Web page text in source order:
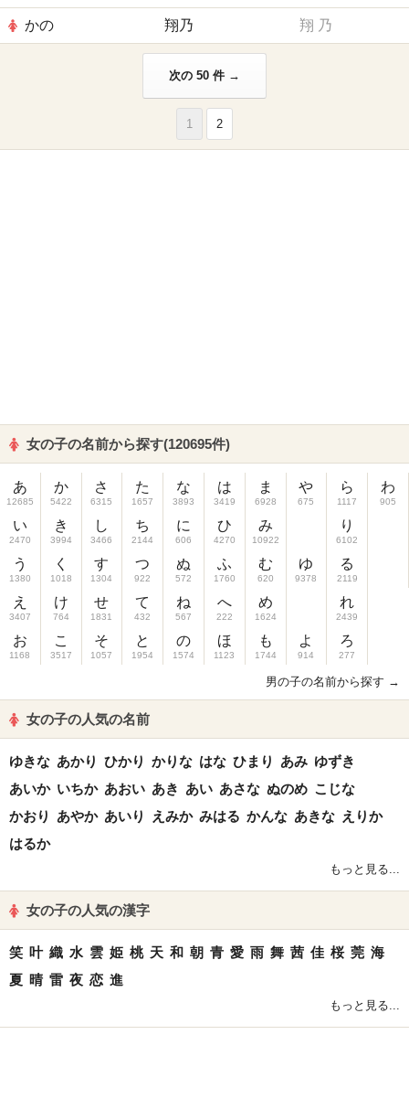
かの 翔乃 翔 乃
次の 50 件 →
1 2
女の子の名前から探す(120695件)
あ
12685
い
2470
う
1380
え
3407
お
1168
か
5422
き
3994
く
1018
け
764
こ
3517
さ
6315
し
3466
す
1304
せ
1831
そ
1057
た
1657
ち
2144
つ
922
て
432
と
1954
な
3893
に
606
ぬ
572
ね
567
の
1574
は
3419
ひ
4270
ふ
1760
へ
222
ほ
1123
ま
6928
み
10922
む
620
め
1624
も
1744
や
675
ゆ
9378
よ
914
ら
1117
り
6102
る
2119
れ
2439
ろ
277
わ
905
男の子の名前から探す →
女の子の人気の名前
ゆきな あかり ひかり かりな はな ひまり あみ ゆずき
あいか いちか あおい あき あい あさな ぬのめ こじな
かおり
あやか あいり えみか みはる かんな あきな えりか
はるか
もっと見る...
女の子の人気の漢字
笑 叶 織 水 雲 姫 桃 天 和 朝 青 愛 雨 舞 茜 佳 桜 莞 海
夏 晴 雷 夜 恋 進
もっと見る...